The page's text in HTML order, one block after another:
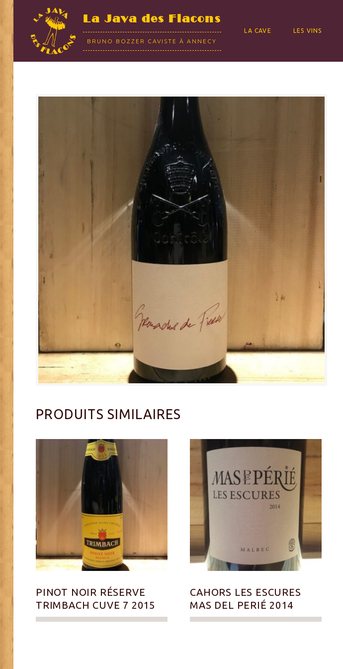
La Java des Flacons
BRUNO BOZZER CAVISTE À ANNECY
LA CAVE LES VINS
PRODUITS SIMILAIRES
PINOT NOIR RÉSERVE
TRIMBACH CUVE 7 2015
CAHORS LES ESCURES
MAS DEL PERIÉ 2014